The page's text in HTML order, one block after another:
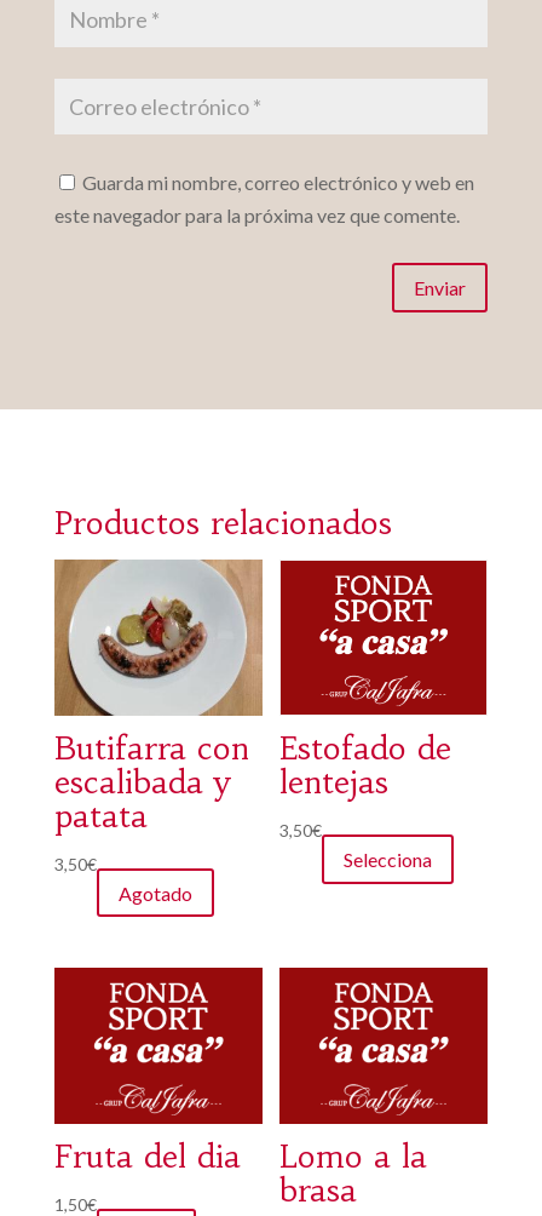
Guarda mi nombre, correo electrónico y web en
este navegador para la próxima vez que comente.
Enviar
Productos relacionados
Butifarra con
escalibada y
patata
3,50€
Agotado
Estofado de
lentejas
3,50€
Selecciona
Fruta del dia
1,50€
Lomo a la
brasa